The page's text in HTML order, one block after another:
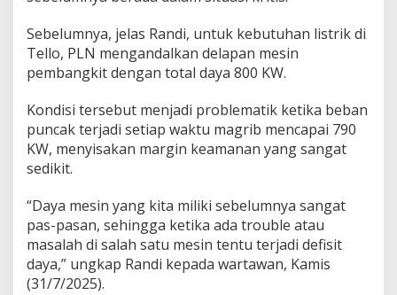
Sebelumnya, jelas Randi, untuk kebutuhan listrik di
Tello, PLN mengandalkan delapan mesin
pembangkit dengan total daya 800 KW.
Kondisi tersebut menjadi problematik ketika beban
puncak terjadi setiap waktu magrib mencapai 790
KW, menyisakan margin keamanan yang sangat
sedikit.
“Daya mesin yang kita miliki sebelumnya sangat
pas-pasan, sehingga ketika ada trouble atau
masalah di salah satu mesin tentu terjadi defisit
daya,” ungkap Randi kepada wartawan, Kamis
(31/7/2025).